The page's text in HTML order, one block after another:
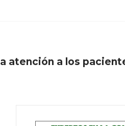
atención a los